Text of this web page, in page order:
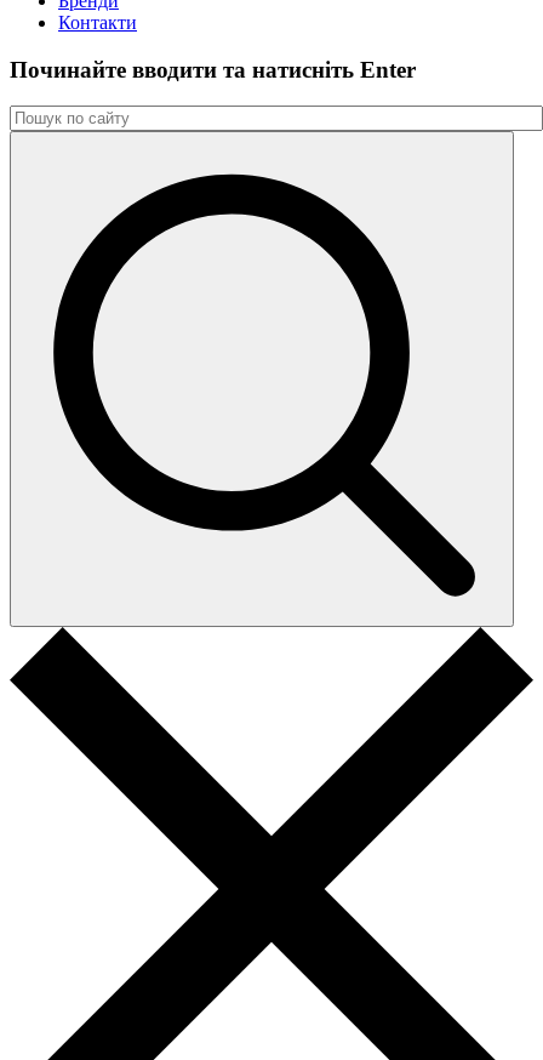
Контакти
Починайте вводити та натиснiть Enter